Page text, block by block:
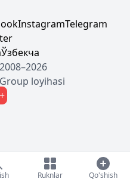
InstagramTelegram
Ўзбекча
loyihasi
Ruknlar Qo'shish